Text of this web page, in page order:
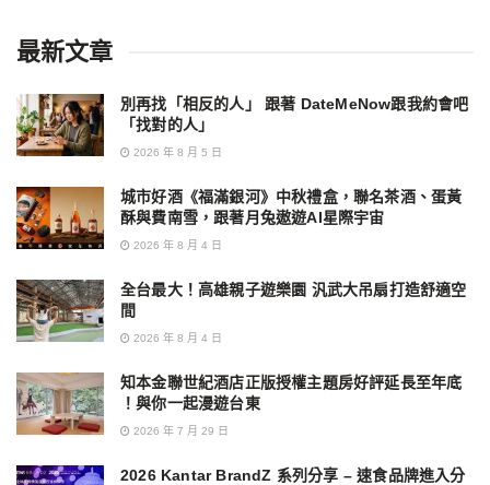
最新文章
別再找「相反的人」 跟著 DateMeNow跟我約會吧
「找對的人」
2026 年 8 月 5 日
城市好酒《福滿銀河》中秋禮盒，聯名茶酒、蛋黃
酥與費南雪，跟著月兔遨遊AI星際宇宙
2026 年 8 月 4 日
全台最大！高雄親子遊樂園 汎武大吊扇打造舒適空
間
2026 年 8 月 4 日
知本金聯世紀酒店正版授權主題房好評延長至年底
！與你一起漫遊台東
2026 年 7 月 29 日
2026 Kantar BrandZ 系列分享 – 速食品牌進入分